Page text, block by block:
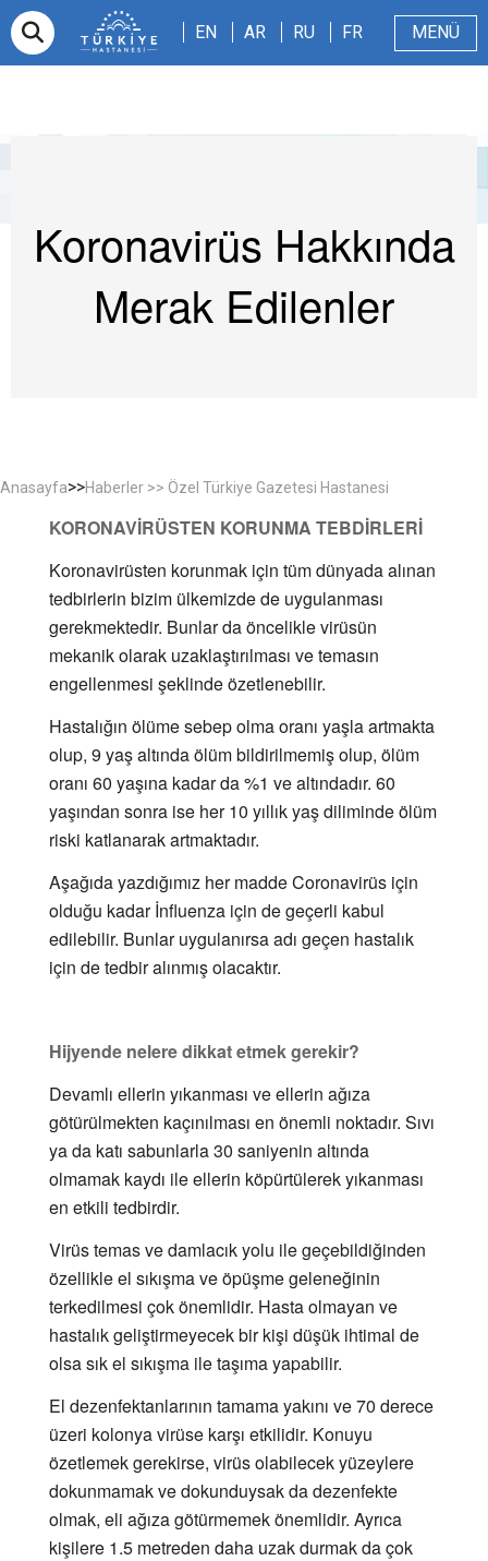
EN AR RU FR
Koronavirüs Hakkında
Merak Edilenler
Anasayfa>>Haberler >> Özel Türkiye Gazetesi Hastanesi
KORONAVİRÜSTEN KORUNMA TEBDİRLERİ
Koronavirüsten korunmak için tüm dünyada alınan
tedbirlerin bizim ülkemizde de uygulanması
gerekmektedir. Bunlar da öncelikle virüsün
mekanik olarak uzaklaştırılması ve temasın
engellenmesi şeklinde özetlenebilir.
Hastalığın ölüme sebep olma oranı yaşla artmakta
olup, 9 yaş altında ölüm bildirilmemiş olup, ölüm
oranı 60 yaşına kadar da %1 ve altındadır. 60
yaşından sonra ise her 10 yıllık yaş diliminde ölüm
riski katlanarak artmaktadır.
Aşağıda yazdığımız her madde Coronavirüs için
olduğu kadar İnfluenza için de geçerli kabul
edilebilir. Bunlar uygulanırsa adı geçen hastalık
için de tedbir alınmış olacaktır.
Hijyende nelere dikkat etmek gerekir?
Devamlı ellerin yıkanması ve ellerin ağıza
götürülmekten kaçınılması en önemli noktadır. Sıvı
ya da katı sabunlarla 30 saniyenin altında
olmamak kaydı ile ellerin köpürtülerek yıkanması
en etkili tedbirdir.
Virüs temas ve damlacık yolu ile geçebildiğinden
özellikle el sıkışma ve öpüşme geleneğinin
terkedilmesi çok önemlidir. Hasta olmayan ve
hastalık geliştirmeyecek bir kişi düşük ihtimal de
olsa sık el sıkışma ile taşıma yapabilir.
El dezenfektanlarının tamama yakını ve 70 derece
üzeri kolonya virüse karşı etkilidir. Konuyu
özetlemek gerekirse, virüs olabilecek yüzeylere
dokunmamak ve dokunduysak da dezenfekte
olmak, eli ağıza götürmemek önemlidir. Ayrıca
kişilere 1.5 metreden daha uzak durmak da çok
EN AR RU FR MENÜ